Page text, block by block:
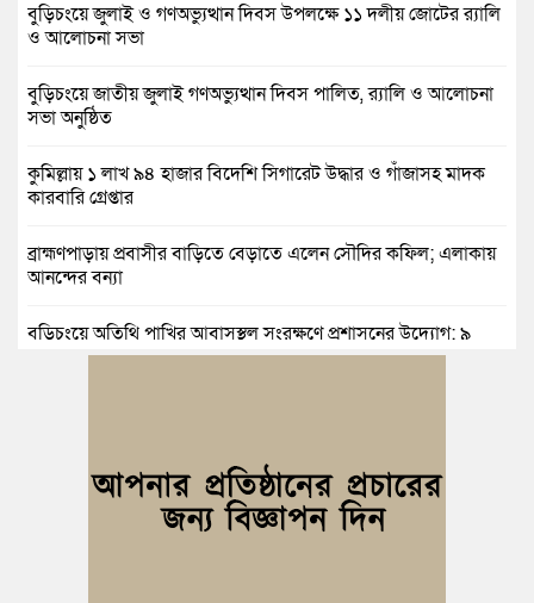
বুড়িচংয়ে জুলাই ও গণঅভ্যুত্থান দিবস উপলক্ষে ১১ দলীয় জোটের র‍্যালি
ও আলোচনা সভা
বুড়িচংয়ে জাতীয় জুলাই গণঅভ্যুত্থান দিবস পালিত, র‍্যালি ও আলোচনা
সভা অনুষ্ঠিত
কুমিল্লায় ১ লাখ ৯৪ হাজার বিদেশি সিগারেট উদ্ধার ও গাঁজাসহ মাদক
কারবারি গ্রেপ্তার
ব্রাহ্মণপাড়ায় প্রবাসীর বাড়িতে বেড়াতে এলেন সৌদির কফিল; এলাকায়
আনন্দের বন্যা
বুড়িচংয়ে অতিথি পাখির আবাসস্থল সংরক্ষণে প্রশাসনের উদ্যোগ; ৯
সদস্যের কমিটি গঠন
নিমসার জুনাব আলী ডিগ্রি কলেজ ছাত্রদলের কমিটি ঘোষণা: আনন্দ
মিছিল ও সংবর্ধনা